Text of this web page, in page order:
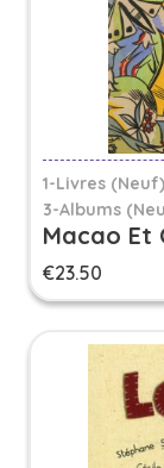
1-Livres (Neuf)
3-Albums
Macao Et
€23.50